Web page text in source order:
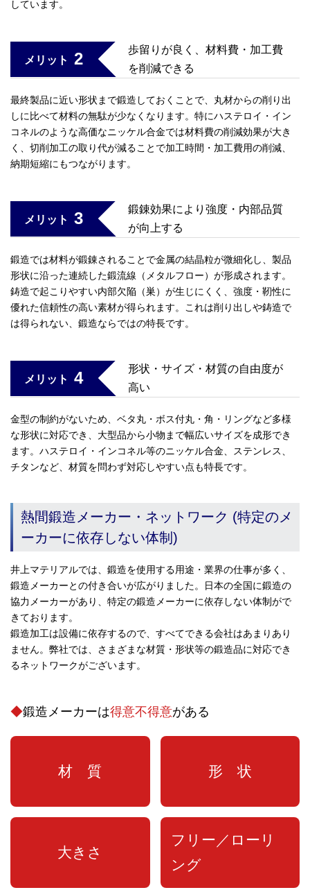
しています。
メリット 2
歩留りが良く、材料費・加工費
を削減できる
最終製品に近い形状まで鍛造しておくことで、丸材からの削り出
しに比べて材料の無駄が少なくなります。特にハステロイ・イン
コネルのような高価なニッケル合金では材料費の削減効果が大き
く、切削加工の取り代が減ることで加工時間・加工費用の削減、
納期短縮にもつながります。
メリット 3
鍛錬効果により強度・内部品質
が向上する
鍛造では材料が鍛錬されることで金属の結晶粒が微細化し、製品
形状に沿った連続した鍛流線（メタルフロー）が形成されます。
鋳造で起こりやすい内部欠陥（巣）が生じにくく、強度・靭性に
優れた信頼性の高い素材が得られます。これは削り出しや鋳造で
は得られない、鍛造ならではの特長です。
メリット 4
形状・サイズ・材質の自由度が
高い
金型の制約がないため、ベタ丸・ボス付丸・角・リングなど多様
な形状に対応でき、大型品から小物まで幅広いサイズを成形でき
ます。ハステロイ・インコネル等のニッケル合金、ステンレス、
チタンなど、材質を問わず対応しやすい点も特長です。
熱間鍛造メーカー・ネットワーク (特定のメ
ーカーに依存しない体制)
井上マテリアルでは、鍛造を使用する用途・業界の仕事が多く、
鍛造メーカーとの付き合いが広がりました。日本の全国に鍛造の
協力メーカーがあり、特定の鍛造メーカーに依存しない体制がで
きております。
鍛造加工は設備に依存するので、すべてできる会社はあまりあり
ません。弊社では、さまざまな材質・形状等の鍛造品に対応でき
るネットワークがございます。
◆鍛造メーカーは得意不得意がある
材 質 形 状
大きさ
フリー／ローリ
ング